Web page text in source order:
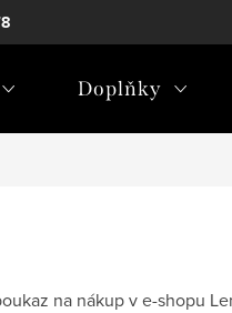
Doplňky
na nákup v e-shopu